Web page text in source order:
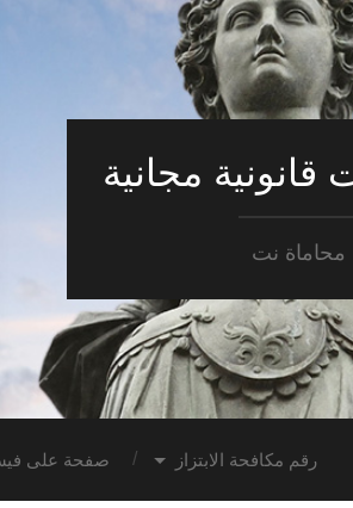
قانونية مجانية
محاماة نت
رقم مكافحة الابتزاز صفحة على